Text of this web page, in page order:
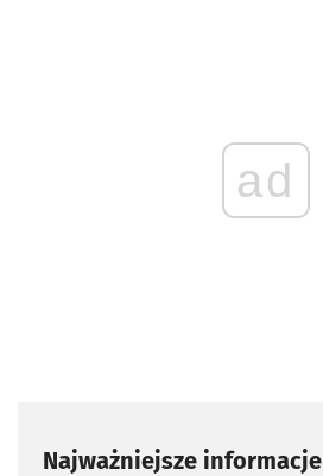
ad
Najważniejsze informacje